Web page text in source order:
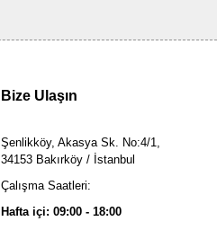
Bize Ulaşın
Şenlikköy, Akasya Sk. No:4/1,
34153 Bakırköy / İstanbul
Çalışma Saatleri:
Hafta içi: 09:00 - 18:00